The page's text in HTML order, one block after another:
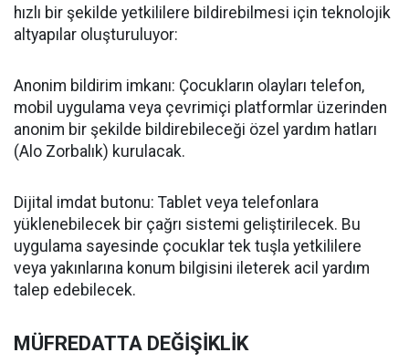
hızlı bir şekilde yetkililere bildirebilmesi için teknolojik
altyapılar oluşturuluyor:
Anonim bildirim imkanı: Çocukların olayları telefon,
mobil uygulama veya çevrimiçi platformlar üzerinden
anonim bir şekilde bildirebileceği özel yardım hatları
(Alo Zorbalık) kurulacak.
Dijital imdat butonu: Tablet veya telefonlara
yüklenebilecek bir çağrı sistemi geliştirilecek. Bu
uygulama sayesinde çocuklar tek tuşla yetkililere
veya yakınlarına konum bilgisini ileterek acil yardım
talep edebilecek.
MÜFREDATTA DEĞİŞİKLİK